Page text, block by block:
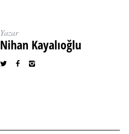
Yazar
Nihan Kayalıoğlu